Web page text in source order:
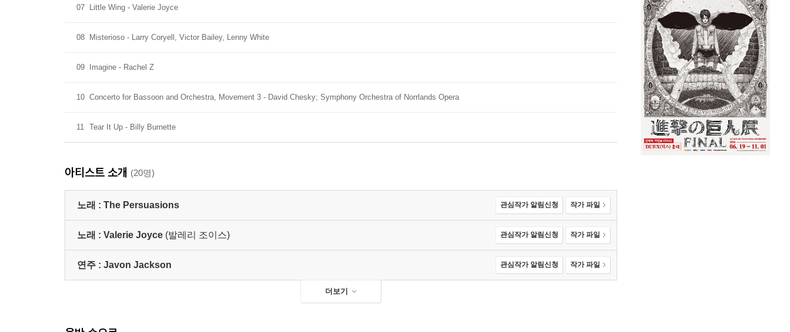
07 Little Wing - Valerie Joyce
08 Misterioso - Larry Coryell, Victor Bailey, Lenny White
09 Imagine - Rachel Z
10 Concerto for Bassoon and Orchestra, Movement 3 - David Chesky; Symphony Orchestra of Norrlands Opera
11 Tear It Up - Billy Burnette
아티스트 소개 (20명)
노래 : The Persuasions 관심작가 알림신청 작가 파일
노래 : Valerie Joyce (발레리 조이스) 관심작가 알림신청 작가 파일
연주 : Javon Jackson 관심작가 알림신청 작가 파일
더보기